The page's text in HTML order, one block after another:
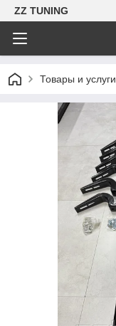
ZZ TUNING
Товары и услуги